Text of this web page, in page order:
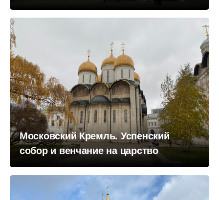
Московский Кремль. Успенский
собор и венчание на царство